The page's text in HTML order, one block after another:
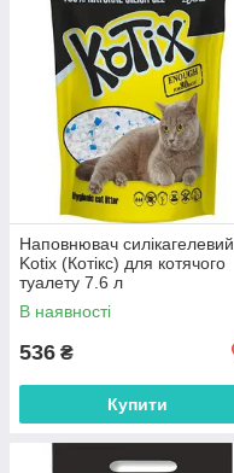
Наповнювач силікагелевий
Kotix (Котікс) для котячого
туалету 7.6 л
В наявності
536 ₴
Купити